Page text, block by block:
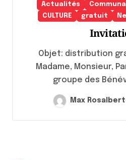
Actualités
CULTURE
gratuit
Objet: distribution gratuite de fleurs
Madame, Monsieur,
groupe des
Max Rosalbert